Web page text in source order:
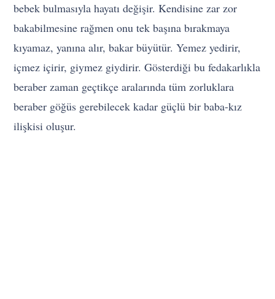
bebek bulmasıyla hayatı değişir. Kendisine zar zor
bakabilmesine rağmen onu tek başına bırakmaya
kıyamaz, yanına alır, bakar büyütür. Yemez yedirir,
içmez içirir, giymez giydirir. Gösterdiği bu fedakarlıkla
beraber zaman geçtikçe aralarında tüm zorluklara
beraber göğüs gerebilecek kadar güçlü bir baba-kız
ilişkisi oluşur.